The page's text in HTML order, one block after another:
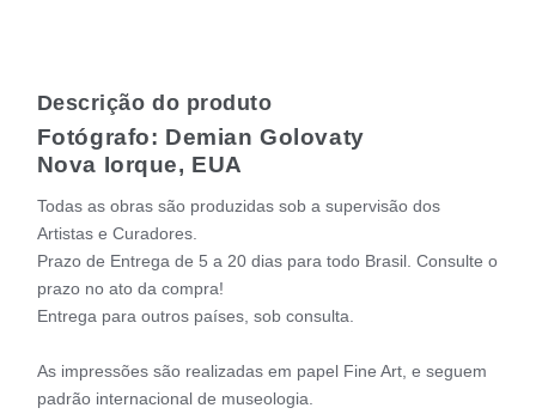
Descrição do produto
Fotógrafo: Demian Golovaty
Nova Iorque, EUA
Todas as obras são produzidas sob a supervisão dos
Artistas e Curadores.
Prazo de Entrega de 5 a 20 dias para todo Brasil. Consulte o
prazo no ato da compra!
Entrega para outros países, sob consulta.
As impressões são realizadas em papel Fine Art, e seguem
padrão internacional de museologia.